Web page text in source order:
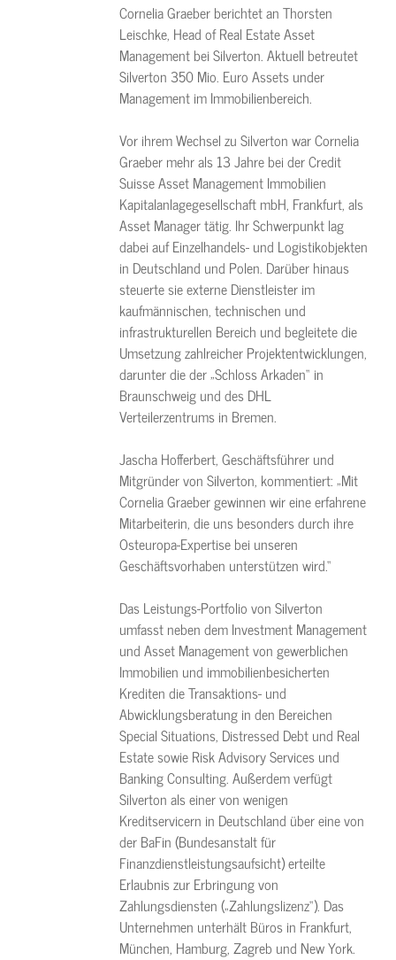
Cornelia Graeber berichtet an Thorsten
Leischke, Head of Real Estate Asset
Management bei Silverton. Aktuell betreutet
Silverton 350 Mio. Euro Assets under
Management im Immobilienbereich.
Vor ihrem Wechsel zu Silverton war Cornelia
Graeber mehr als 13 Jahre bei der Credit
Suisse Asset Management Immobilien
Kapitalanlagegesellschaft mbH, Frankfurt, als
Asset Manager tätig. Ihr Schwerpunkt lag
dabei auf Einzelhandels- und Logistikobjekten
in Deutschland und Polen. Darüber hinaus
steuerte sie externe Dienstleister im
kaufmännischen, technischen und
infrastrukturellen Bereich und begleitete die
Umsetzung zahlreicher Projektentwicklungen,
darunter die der „Schloss Arkaden“ in
Braunschweig und des DHL
Verteilerzentrums in Bremen.
Jascha Hofferbert, Geschäftsführer und
Mitgründer von Silverton, kommentiert: „Mit
Cornelia Graeber gewinnen wir eine erfahrene
Mitarbeiterin, die uns besonders durch ihre
Osteuropa-Expertise bei unseren
Geschäftsvorhaben unterstützen wird.“
Das Leistungs-Portfolio von Silverton
umfasst neben dem Investment Management
und Asset Management von gewerblichen
Immobilien und immobilienbesicherten
Krediten die Transaktions- und
Abwicklungsberatung in den Bereichen
Special Situations, Distressed Debt und Real
Estate sowie Risk Advisory Services und
Banking Consulting. Außerdem verfügt
Silverton als einer von wenigen
Kreditservicern in Deutschland über eine von
der BaFin (Bundesanstalt für
Finanzdienstleistungsaufsicht) erteilte
Erlaubnis zur Erbringung von
Zahlungsdiensten („Zahlungslizenz“). Das
Unternehmen unterhält Büros in Frankfurt,
München, Hamburg, Zagreb und New York.